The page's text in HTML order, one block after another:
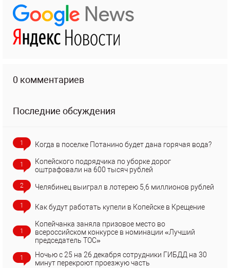
0 комментариев
Последние обсуждения
1 Когда в поселке Потанино будет дана горячая вода?
1
Копейского подрядчика по уборке дорог
оштрафовали на 600 тысяч рублей
2 Челябинец выиграл в лотерею 5,6 миллионов рублей
1 Как будут работать купели в Копейске в Крещение
1
Копейчанка заняла призовое место во
всероссийском конкурсе в номинации «Лучший
председатель ТОС»
1
Ночью с 25 на 26 декабря сотрудники ГИБДД на 30
минут перекроют проезжую часть